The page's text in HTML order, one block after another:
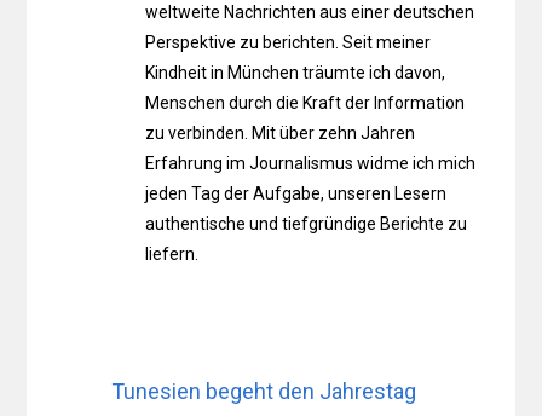
weltweite Nachrichten aus einer deutschen
Perspektive zu berichten. Seit meiner
Kindheit in München träumte ich davon,
Menschen durch die Kraft der Information
zu verbinden. Mit über zehn Jahren
Erfahrung im Journalismus widme ich mich
jeden Tag der Aufgabe, unseren Lesern
authentische und tiefgründige Berichte zu
liefern.
Tunesien begeht den Jahrestag